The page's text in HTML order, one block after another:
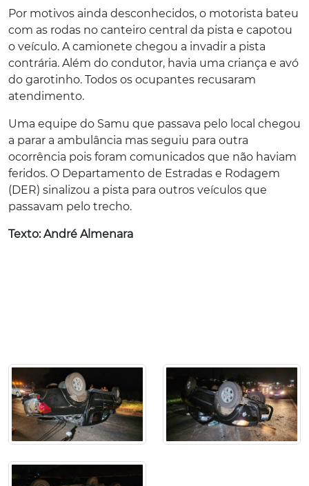
Por motivos ainda desconhecidos, o motorista bateu
com as rodas no canteiro central da pista e capotou
o veículo. A camionete chegou a invadir a pista
contrária. Além do condutor, havia uma criança e avó
do garotinho. Todos os ocupantes recusaram
atendimento.
Uma equipe do Samu que passava pelo local chegou
a parar a ambulância mas seguiu para outra
ocorrência pois foram comunicados que não haviam
feridos. O Departamento de Estradas e Rodagem
(DER) sinalizou a pista para outros veículos que
passavam pelo trecho.
Texto: André Almenara